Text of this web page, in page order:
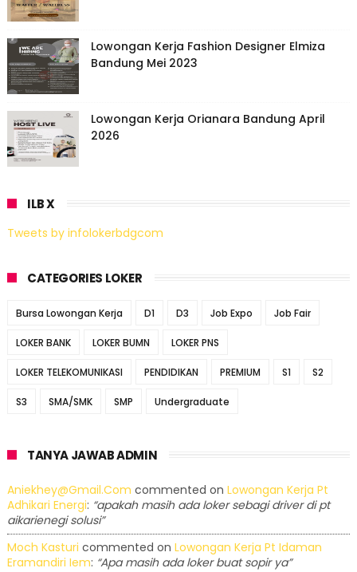
Lowongan Kerja Fashion Designer Elmiza
Bandung Mei 2023
Lowongan Kerja Orianara Bandung April
2026
ILB X
Tweets by infolokerbdgcom
CATEGORIES LOKER
Bursa Lowongan Kerja D1 D3 Job Expo Job Fair
LOKER BANK LOKER BUMN LOKER PNS
LOKER TELEKOMUNIKASI PENDIDIKAN PREMIUM S1 S2
S3 SMA/SMK SMP Undergraduate
TANYA JAWAB ADMIN
Aniekhey@gmail.com commented on Lowongan Kerja Pt
Adhikari Energi: “apakah masih ada loker sebagi driver di pt
aikarienegi solusi”
Moch Kasturi commented on Lowongan Kerja Pt Idaman
Eramandiri Iem: “Apa masih ada loker buat sopir ya”